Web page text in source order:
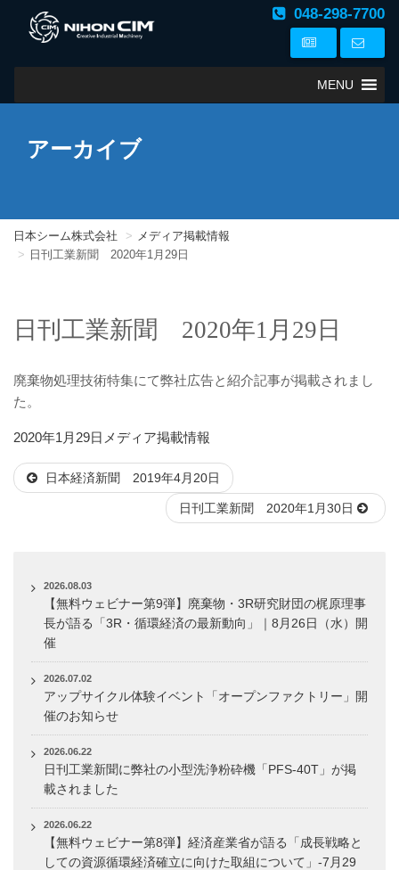
048-298-7700
MENU
アーカイブ
日本シーム株式会社
メディア掲載情報
日刊工業新聞 2020年1月29日
日刊工業新聞 2020年1月29日
廃棄物処理技術特集にて弊社広告と紹介記事が掲載されまし
た。
投
日:
2020年1月29日 カ
ゴ
メディア掲載情報
日本経済新聞 2019年4月20日
日刊工業新聞 2020年1月30日
2026.08.03
【無料ウェビナー第9弾】廃棄物・3R研究財団の梶原理事
長が語る「3R・循環経済の最新動向」｜8月26日（水）開
催
2026.07.02
アップサイクル体験イベント「オープンファクトリー」開
催のお知らせ
2026.06.22
日刊工業新聞に弊社の小型洗浄粉砕機「PFS-40T」が掲
載されました
2026.06.22
【無料ウェビナー第8弾】経済産業省が語る「成長戦略と
しての資源循環経済確立に向けた取組について」-7月29